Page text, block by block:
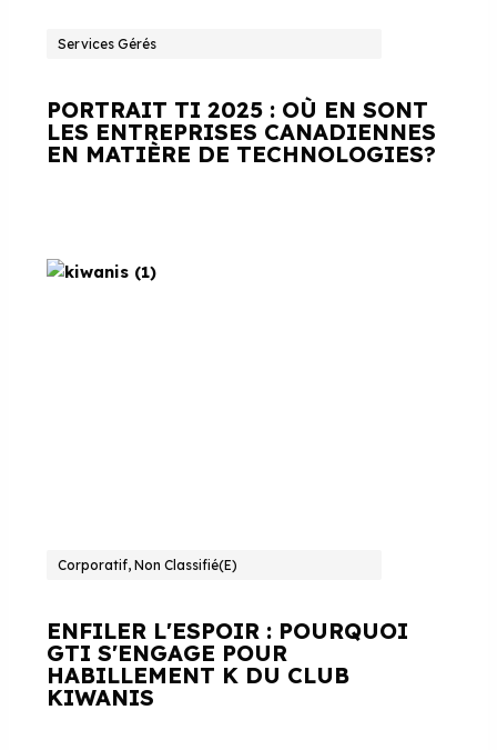
Services Gérés
PORTRAIT TI 2025 : OÙ EN SONT
LES ENTREPRISES CANADIENNES
EN MATIÈRE DE TECHNOLOGIES?
Corporatif, Non Classifié(e)
ENFILER L'ESPOIR : POURQUOI
GTI S'ENGAGE POUR
HABILLEMENT K DU CLUB
KIWANIS